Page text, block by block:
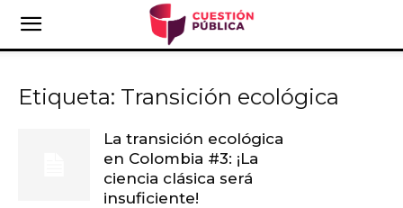
Etiqueta: Transición ecológica
La transición ecológica
en Colombia #3: ¡La
ciencia clásica será
insuficiente!